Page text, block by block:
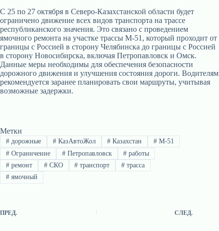
С 25 по 27 октября в Северо-Казахстанской области будет
ограничено движение всех видов транспорта на трассе
республиканского значения. Это связано с проведением
ямочного ремонта на участке трассы М-51, который проходит от
границы с Россией в сторону Челябинска до границы с Россией
в сторону Новосибирска, включая Петропавловск и Омск.
Данные меры необходимы для обеспечения безопасности
дорожного движения и улучшения состояния дороги. Водителям
рекомендуется заранее планировать свои маршруты, учитывая
возможные задержки.
Метки
#дорожные #КазАвтоЖол # Казахстан # М-51
#Ограничение #Петропавловск # работы
#ремонт #СКО # транспорт # трасса
#ямочный
ПРЕД. СЛЕД.